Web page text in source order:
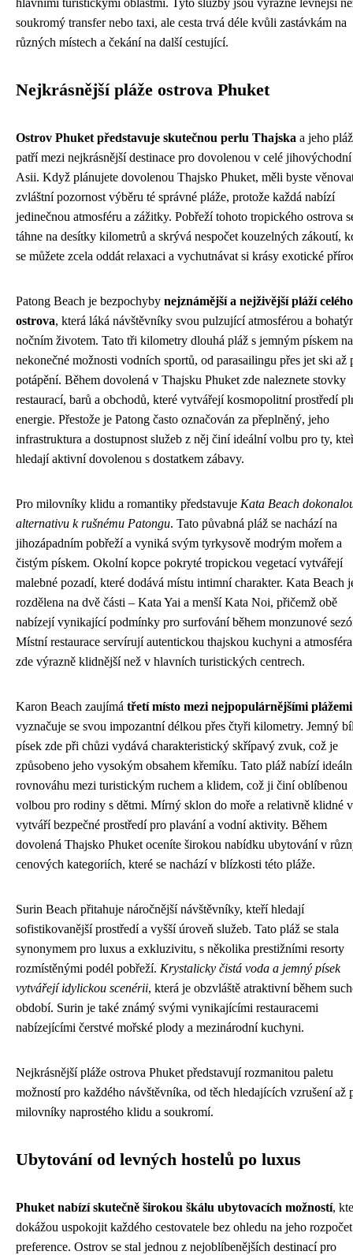
hlavními turistickými oblastmi. Tyto služby jsou výrazně levnější
soukromý transfer nebo taxi, ale cesta trvá déle kvůli zastávkám na
různých místech a čekání na další cestující.
Nejkrásnější pláže ostrova Phuket
Ostrov Phuket představuje skutečnou perlu Thajska a jeho
patří mezi nejkrásnější destinace pro dovolenou v celé jihovýchodní
Asii. Když plánujete dovolenou Thajsko Phuket, měli byste
zvláštní pozornost výběru té správné pláže, protože každá nabízí
jedinečnou atmosféru a zážitky. Pobřeží tohoto tropického ostrova
táhne na desítky kilometrů a skrývá nespočet kouzelných zákoutí,
se můžete zcela oddát relaxaci a vychutnávat si krásy exotické
Patong Beach je bezpochyby nejznámější a nejživější pláží celého
ostrova, která láká návštěvníky svou pulzující atmosférou a
nočním životem. Tato tři kilometry dlouhá pláž s jemným pískem
nekonečné možnosti vodních sportů, od parasailingu přes jet ski až
potápění. Během dovolená v Thajsku Phuket zde naleznete stovky
restaurací, barů a obchodů, které vytvářejí kosmopolitní prostředí
energie. Přestože je Patong často označován za přeplněný, jeho
infrastruktura a dostupnost služeb z něj činí ideální volbu pro ty,
hledají aktivní dovolenou s dostatkem zábavy.
Pro milovníky klidu a romantiky představuje Kata Beach
alternativu k rušnému Patongu. Tato půvabná pláž se nachází na
jihozápadním pobřeží a vyniká svým tyrkysově modrým mořem a
čistým pískem. Okolní kopce pokryté tropickou vegetací vytvářejí
malebné pozadí, které dodává místu intimní charakter. Kata Beach
rozdělena na dvě části – Kata Yai a menší Kata Noi, přičemž obě
nabízejí vynikající podmínky pro surfování během monzunové
Místní restaurace servírují autentickou thajskou kuchyni a
zde výrazně klidnější než v hlavních turistických centrech.
Karon Beach zaujímá třetí místo mezi nejpopulárnějšími plážemi
vyznačuje se svou impozantní délkou přes čtyři kilometry. Jemný
písek zde při chůzi vydává charakteristický skřípavý zvuk, což je
způsobeno jeho vysokým obsahem křemíku. Tato pláž nabízí
rovnováhu mezi turistickým ruchem a klidem, což ji činí oblíbenou
volbou pro rodiny s dětmi. Mírný sklon do moře a relativně klidné
vytváří bezpečné prostředí pro plavání a vodní aktivity. Během
dovolená Thajsko Phuket oceníte širokou nabídku ubytování v
cenových kategoriích, které se nachází v blízkosti této pláže.
Surin Beach přitahuje náročnější návštěvníky, kteří hledají
sofistikovanější prostředí a vyšší úroveň služeb. Tato pláž se stala
synonymem pro luxus a exkluzivitu, s několika prestižními resorty
rozmístěnými podél pobřeží. Krystalicky čistá voda a jemný písek
vytvářejí idylickou scenérii, která je obzvláště atraktivní během
období. Surin je také známý svými vynikajícími restauracemi
nabízejícími čerstvé mořské plody a mezinárodní kuchyni.
Nejkrásnější pláže ostrova Phuket představují rozmanitou paletu
možností pro každého návštěvníka, od těch hledajících vzrušení až
milovníky naprostého klidu a soukromí.
Ubytování od levných hostelů po luxus
Phuket nabízí skutečně širokou škálu ubytovacích možností,
dokážou uspokojit každého cestovatele bez ohledu na jeho
preference. Ostrov se stal jednou z nejoblíbenějších destinací pro